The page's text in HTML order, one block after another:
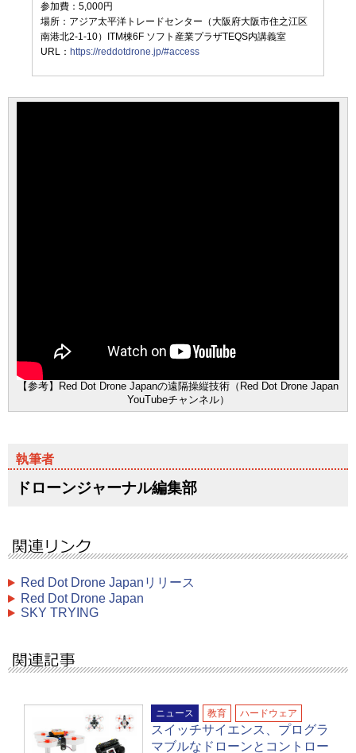
参加費：5,000円
場所：アジア太平洋トレードセンター（大阪府大阪市住之江区
南港北2-1-10）ITM棟6F ソフト産業プラザTEQS内講義室
URL： https://reddotdrone.jp/#access
【参考】Red Dot Drone Japanの遠隔操縦技術（Red Dot Drone Japan
YouTubeチャンネル）
ドローンジャーナル編集部
Red Dot Drone Japanリリース
Red Dot Drone Japan
SKY TRYING
ニュース 教育 ハードウェア
スイッチサイエンス、プログラ
マブルなドローンとコントロー